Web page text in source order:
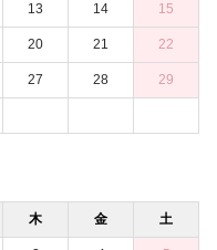
13 14 15
20 21 22
27 28 29
木 金 土